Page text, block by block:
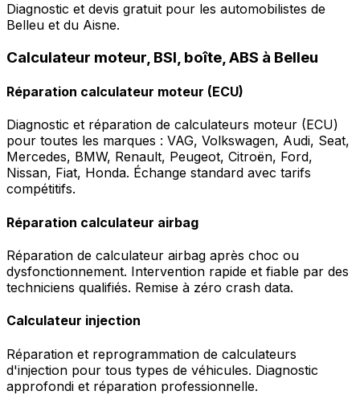
Diagnostic et devis gratuit pour les automobilistes de
Belleu et du Aisne.
Calculateur moteur, BSI, boîte, ABS à Belleu
Réparation calculateur moteur (ECU)
Diagnostic et réparation de calculateurs moteur (ECU)
pour toutes les marques : VAG, Volkswagen, Audi, Seat,
Mercedes, BMW, Renault, Peugeot, Citroën, Ford,
Nissan, Fiat, Honda. Échange standard avec tarifs
compétitifs.
Réparation calculateur airbag
Réparation de calculateur airbag après choc ou
dysfonctionnement. Intervention rapide et fiable par des
techniciens qualifiés. Remise à zéro crash data.
Calculateur injection
Réparation et reprogrammation de calculateurs
d'injection pour tous types de véhicules. Diagnostic
approfondi et réparation professionnelle.